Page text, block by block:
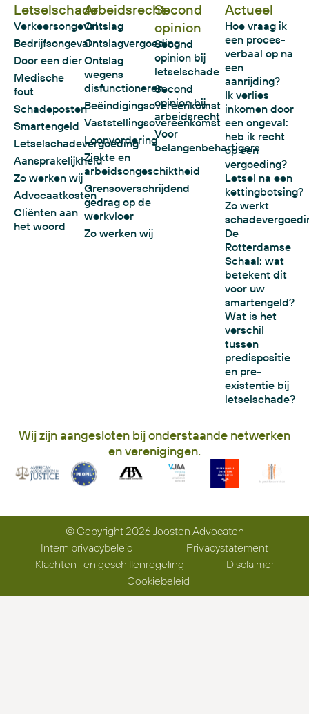
Letselschade
Verkeersongeval
Bedrijfsongeval
Door een dier
Medische
fout
Schadeposten
Smartengeld
Letselschadevergoeding
Aansprakelijkheid
Zo werken wij
Advocaatkosten
Cliënten aan
het woord
Arbeidsrecht
Ontslag
Ontslagvergoeding
Ontslag
wegens
disfunctioneren
Beëindigingsovereenkomst
Vaststellingsovereenkomst
Loonvordering
Ziekte en
arbeidsongeschiktheid
Grensoverschrijdend
gedrag op de
werkvloer
Zo werken wij
Second
opinion
Second
opinion bij
letselschade
Second
opinion bij
arbeidsrecht
Voor
belangenbehartigers
Actueel
Hoe vraag ik
een proces-
verbaal op na
een
aanrijding?
Ik verlies
inkomen door
een ongeval:
heb ik recht
op een
vergoeding?
Letsel na een
kettingbotsing?
Zo werkt
De
Rotterdamse
Schaal: wat
betekent dit
voor uw
smartengeld?
Wat is het
verschil
tussen
predispositie
en pre-
existentie bij
letselschade?
Wij zijn aangesloten bij onderstaande netwerken
en verenigingen.
© Copyright 2026 Joosten Advocaten
Intern privacybeleid
Privacystatement
Klachten- en geschillenregeling
Disclaimer
Cookiebeleid